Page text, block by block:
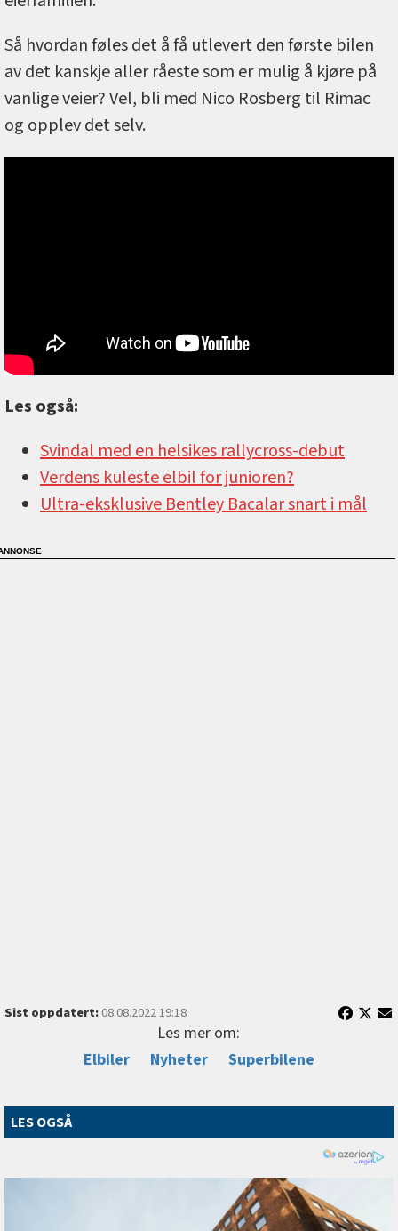
Så hvordan føles det å få utlevert den første bilen
av det kanskje aller råeste som er mulig å kjøre på
vanlige veier? Vel, bli med Nico Rosberg til Rimac
og opplev det selv.
Les også:
Svindal med en helsikes rallycross-debut
Verdens kuleste elbil for junioren?
Ultra-eksklusive Bentley Bacalar snart i mål
Sist oppdatert:08.08.2022 19:18
Les mer om:
Elbiler
Nyheter Superbilene
LES OGSÅ